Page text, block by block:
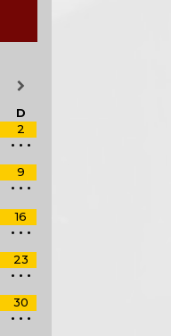
D
2
• • •
9
• • •
16
• • •
23
• • •
30
• • •